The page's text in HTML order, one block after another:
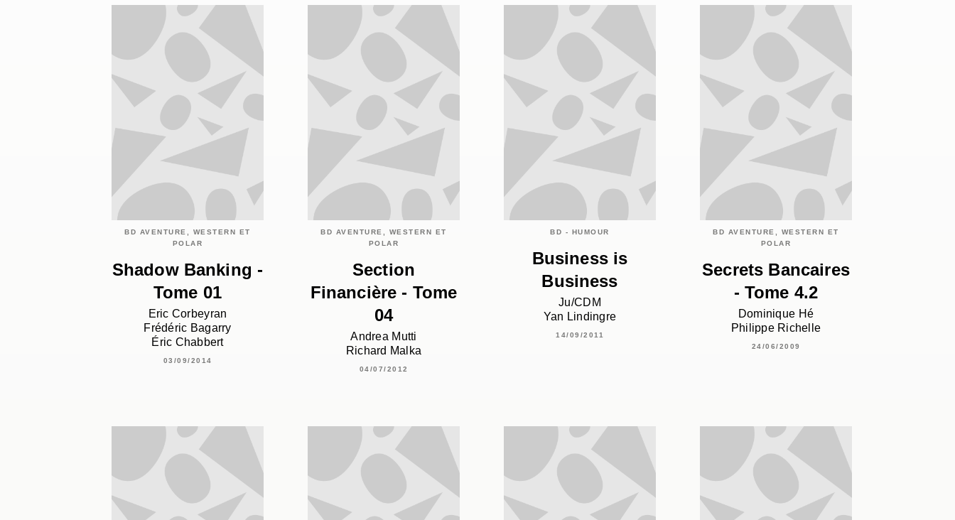
BD AVENTURE, WESTERN ET
POLAR
Shadow Banking -
Tome 01
Eric Corbeyran
Frédéric Bagarry
Éric Chabbert
03/09/2014
BD AVENTURE, WESTERN ET
POLAR
Section
Financière - Tome
04
Andrea Mutti
Richard Malka
04/07/2012
BD - HUMOUR
Business is
Business
Ju/CDM
Yan Lindingre
14/09/2011
BD AVENTURE, WESTERN ET
POLAR
Secrets Bancaires
- Tome 4.2
Dominique Hé
Philippe Richelle
24/06/2009